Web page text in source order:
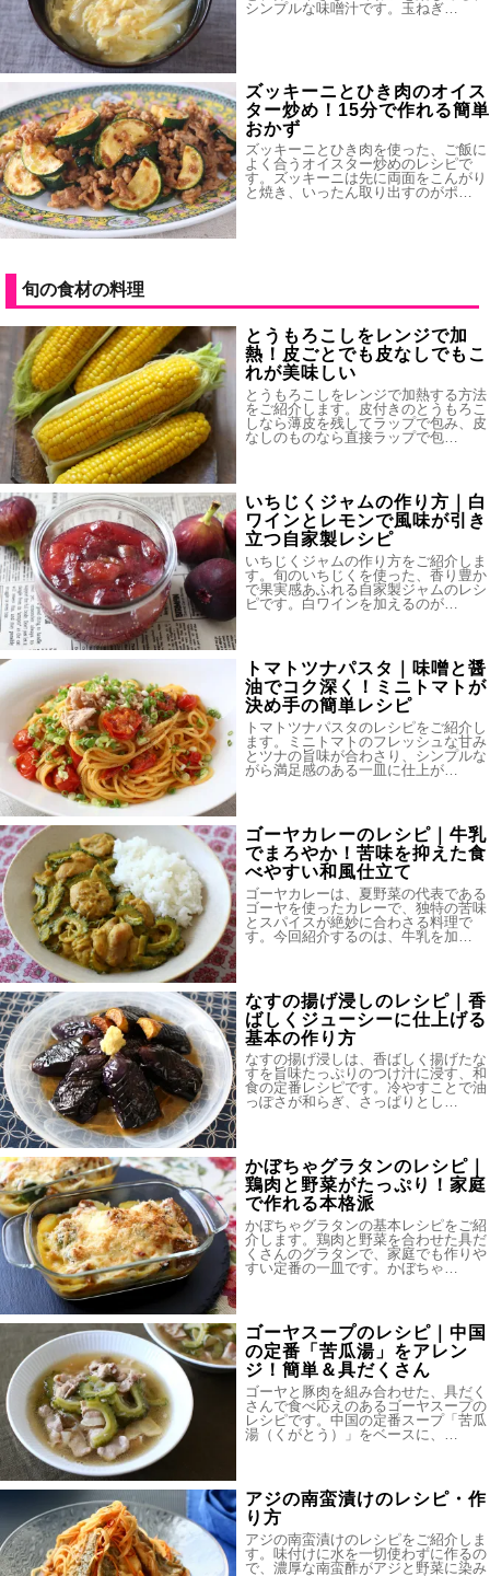
シンプルな味噌汁です。玉ねぎ…
ズッキーニとひき肉のオイス
ター炒め！15分で作れる簡単
おかず
ズッキーニとひき肉を使った、ご飯に
よく合うオイスター炒めのレシピで
す。ズッキーニは先に両面をこんがり
と焼き、いったん取り出すのがポ…
旬の食材の料理
とうもろこしをレンジで加
熱！皮ごとでも皮なしでもこ
れが美味しい
とうもろこしをレンジで加熱する方法
をご紹介します。皮付きのとうもろこ
しなら薄皮を残してラップで包み、皮
なしのものなら直接ラップで包…
いちじくジャムの作り方｜白
ワインとレモンで風味が引き
立つ自家製レシピ
いちじくジャムの作り方をご紹介しま
す。旬のいちじくを使った、香り豊か
で果実感あふれる自家製ジャムのレシ
ピです。白ワインを加えるのが…
トマトツナパスタ｜味噌と醤
油でコク深く！ミニトマトが
決め手の簡単レシピ
トマトツナパスタのレシピをご紹介し
ます。ミニトマトのフレッシュな甘み
とツナの旨味が合わさり、シンプルな
がら満足感のある一皿に仕上が…
ゴーヤカレーのレシピ｜牛乳
でまろやか！苦味を抑えた食
べやすい和風仕立て
ゴーヤカレーは、夏野菜の代表である
ゴーヤを使ったカレーで、独特の苦味
とスパイスが絶妙に合わさる料理で
す。今回紹介するのは、牛乳を加…
なすの揚げ浸しのレシピ｜香
ばしくジューシーに仕上げる
基本の作り方
なすの揚げ浸しは、香ばしく揚げたな
すを旨味たっぷりのつけ汁に浸す、和
食の定番レシピです。冷やすことで油
っぽさが和らぎ、さっぱりとし…
かぼちゃグラタンのレシピ｜
鶏肉と野菜がたっぷり！家庭
で作れる本格派
かぼちゃグラタンの基本レシピをご紹
介します。鶏肉と野菜を合わせた具だ
くさんのグラタンで、家庭でも作りや
すい定番の一皿です。かぼちゃ…
ゴーヤスープのレシピ｜中国
の定番「苦瓜湯」をアレン
ジ！簡単＆具だくさん
ゴーヤと豚肉を組み合わせた、具だく
さんで食べ応えのあるゴーヤスープの
レシピです。中国の定番スープ「苦瓜
湯（くがとう）」をベースに、…
アジの南蛮漬けのレシピ・作
り方
アジの南蛮漬けのレシピをご紹介しま
す。味付けに水を一切使わずに作るの
で、濃厚な南蛮酢がアジと野菜に染み